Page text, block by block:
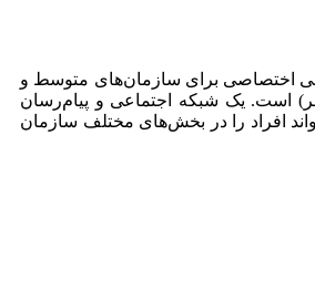
اختصاصی برای سازمان‌های متوسط و
(۱۵۰ تا ۵۰۰۰ نفر) است. یک شبکه اجتماعی و پیام‌رسان
افراد را در بخش‌های مختلف سازمان